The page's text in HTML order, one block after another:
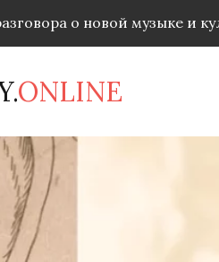
о новой музыке и
ONLINE